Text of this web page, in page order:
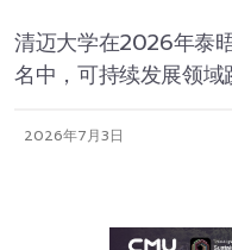
清迈大学在2026年泰
名中，可持续发展领
2026年7月3日